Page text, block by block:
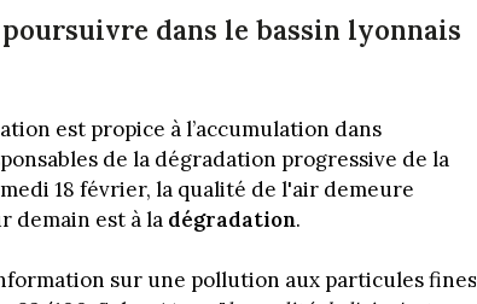
dans le bassin lyonnais
est propice à l’accumulation dans
de la dégradation progressive de la
18 février, la qualité de l'air demeure
demain est à la dégradation.
sur une pollution aux particules fines